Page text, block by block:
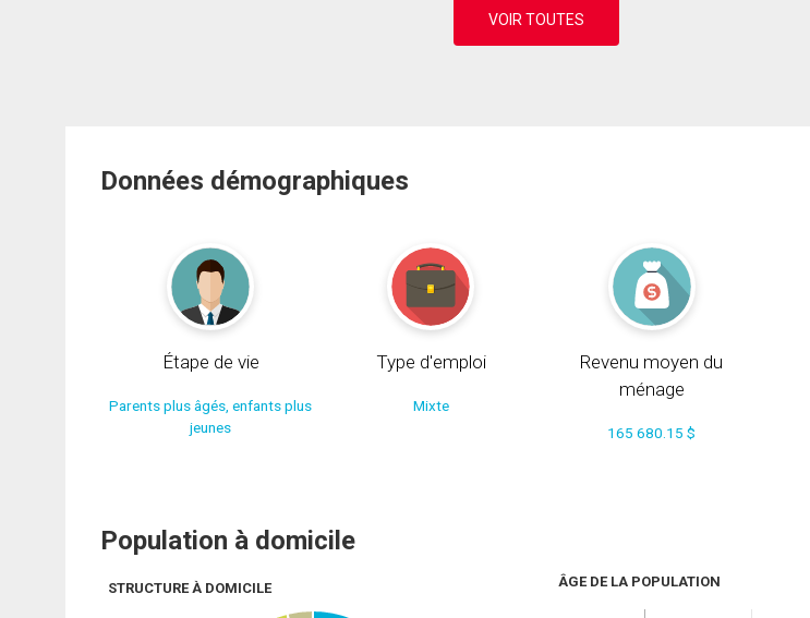
Données démographiques
Étape de vie
Parents plus âgés, enfants plus
jeunes
Type d'emploi
Mixte
Revenu moyen du
ménage
165 680.15 $
Population à domicile
STRUCTURE À DOMICILE ÂGE DE LA POPULATION